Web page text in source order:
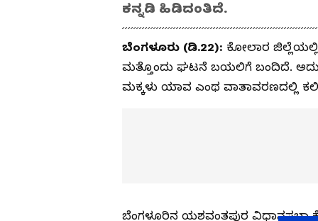
ಕನ್ನಡಿ ಹಿಡಿದಂತಿದೆ.
ಬೆಂಗಳೂರು (ಡಿ.22): ಕೋಲಾರ
ಮತ್ತೊಂದು ಘಟನೆ ಬಯಲಿಗೆ ಬಂದಿದೆ. ಅದು
ಮಕ್ಕಳು ಯಾವ ಎಂಥ ವಾತಾವರಣದಲ್ಲಿ
ಬೆಂಗಳೂರಿನ ಯಶವಂತಪುರ ವಿಧಾನಸಭಾ